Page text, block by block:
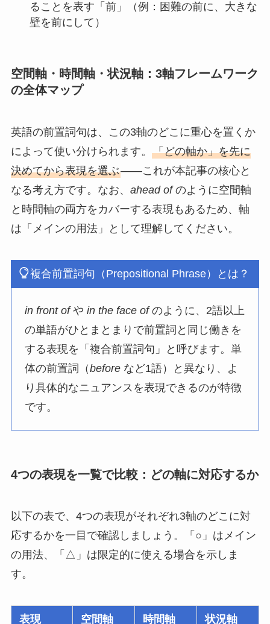
ることを表す「前」（例：困難の前に、大きな
壁を前にして）
空間軸・時間軸・状況軸：3軸フレームワーク
の全体マップ
英語の前置詞句は、この3軸のどこに重心を置くか
によって使い分けられます。 「どの軸か」を先に
決めてから表現を選ぶ——これが本記事の核心と
なる考え方です。なお、 ahead ofのように空間軸
と時間軸の両方をカバーする表現もあるため、軸
は「メインの用法」として理解してください。
複合前置詞句（Prepositional Phrase）とは？
in front ofやin the face ofのように、2語以上
の単語がひとまとまりで前置詞と同じ働きを
する表現を「複合前置詞句」と呼びます。単
体の前置詞（before など1語）と異なり、よ
り具体的なニュアンスを表現できるのが特徴
です。
4つの表現を一覧で比較：どの軸に対応するか
以下の表で、4つの表現がそれぞれ3軸のどこに対
応するかを一目で確認しましょう。「○」はメイン
の用法、「△」は限定的に使える場合を示しま
す。
表現 空間軸 時間軸 状況軸